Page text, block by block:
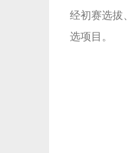
经初赛选拔
选项目。